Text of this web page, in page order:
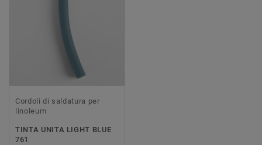
Cordoli di saldatura per
linoleum
TINTA UNITA LIGHT BLUE
761